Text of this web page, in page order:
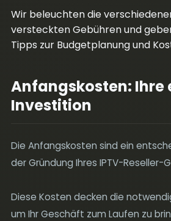
Wir beleuchten die
versteckten Gebühren und
Tipps zur Budgetplanung und
Anfangskosten: Ihre
Investition
Die Anfangskosten sind ein
der Gründung Ihres IPTV-Reseller-
Diese Kosten decken die
um Ihr Geschäft zum Laufen zu